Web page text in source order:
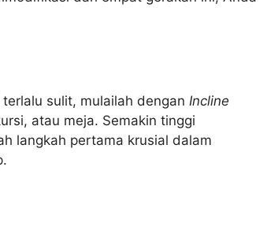
sulit, mulailah dengan Incline
atau meja. Semakin tinggi
langkah pertama krusial dalam